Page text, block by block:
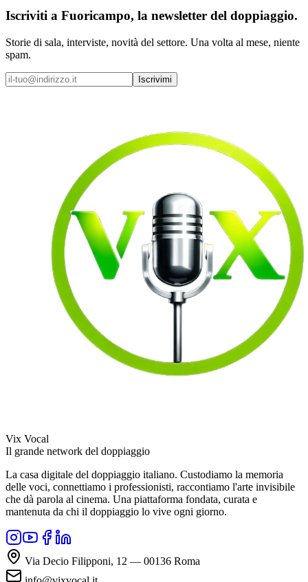
Iscriviti a Fuoricampo, la newsletter del doppiaggio.
Storie di sala, interviste, novità del settore. Una volta al mese, niente
spam.
Iscrivimi
Vix Vocal
Il grande network del doppiaggio
La casa digitale del doppiaggio italiano. Custodiamo la memoria
delle voci, connettiamo i professionisti, raccontiamo l'arte invisibile
che dà parola al cinema. Una piattaforma fondata, curata e
mantenuta da chi il doppiaggio lo vive ogni giorno.
Via Decio Filipponi, 12 — 00136 Roma